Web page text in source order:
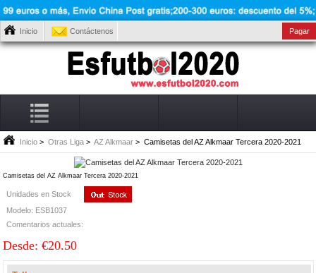
Inicio Contáctenos Pagar
Inicio > Otras Liga > AZ Alkmaar > Camisetas del AZ Alkmaar Tercera 2020-2021
Camisetas del AZ Alkmaar Tercera 2020-2021
Unidades en Stock
Modelo: ESB1037
Comentarios actuales:
Desde: €20.50